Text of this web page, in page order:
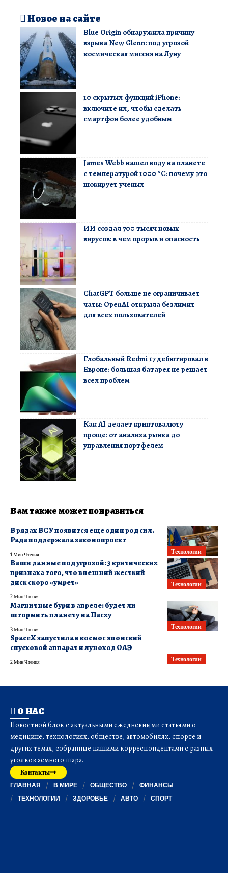
Новое на сайте
Blue Origin обнаружила причину
взрыва New Glenn: под угрозой
космическая миссия на Луну
10 скрытых функций iPhone:
включите их, чтобы сделать
смартфон более удобным
James Webb нашел воду на планете
с температурой 1000 °C: почему это
шокирует ученых
ИИ создал 700 тысяч новых
вирусов: в чем прорыв и опасность
ChatGPT больше не ограничивает
чаты: OpenAI открыла безлимит
для всех пользователей
Глобальный Redmi 17 дебютировал в
Европе: большая батарея не решает
всех проблем
Как AI делает криптовалюту
проще: от анализа рынка до
управления портфелем
Вам также может понравиться
Технологии
В рядах ВСУ появится еще один род сил.
Рада поддержала законопроект
1 Мин Чтения
Технологии
Ваши данные под угрозой: 3 критических
признака того, что внешний жесткий
диск скоро «умрет»
2 Мин Чтения
Технологии
Магнитные бури в апреле: будет ли
штормить планету на Пасху
3 Мин Чтения
Технологии
SpaceX запустила в космос японский
спусковой аппарат и луноход ОАЭ
2 Мин Чтения
О НАС
Новостной блок с актуальными ежедневными статьями о
медицине, технологиях, обществе, автомобилях, спорте и
других темах, собранные нашими корреспондентами с разных
уголков земного шара.
Контакты
ГЛАВНАЯ В МИРЕ ОБЩЕСТВО
ФИНАНСЫ
ТЕХНОЛОГИИ
ЗДОРОВЬЕ АВТО СПОРТ